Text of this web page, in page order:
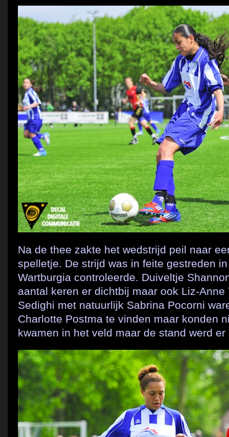
Na de thee zakte het wedstrijd peil naar
spelletje. De strijd was in feite gestreden
Wartburgia controleerde. Duiveltje
aantal keren er dichtbij maar ook Liz-Anne
Sedighi met natuurlijk Sabrina Pocorni
Charlotte Postma te vinden maar konden
kwamen in het veld maar de stand werd